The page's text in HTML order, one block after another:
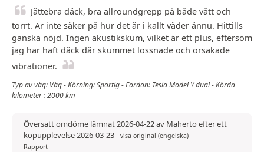
Jättebra däck, bra allroundgrepp på både vått och
torrt. Är inte säker på hur det är i kallt väder ännu. Hittills
ganska nöjd. Ingen akustikskum, vilket är ett plus, eftersom
jag har haft däck där skummet lossnade och orsakade
vibrationer.
Typ av väg: Väg - Körning: Sportig - Fordon: Tesla Model Y dual - Körda
kilometer : 2000 km
Översatt omdöme lämnat 2026-04-22 av Maherto efter ett
köpupplevelse 2026-03-23- visa original (engelska)
Rapport